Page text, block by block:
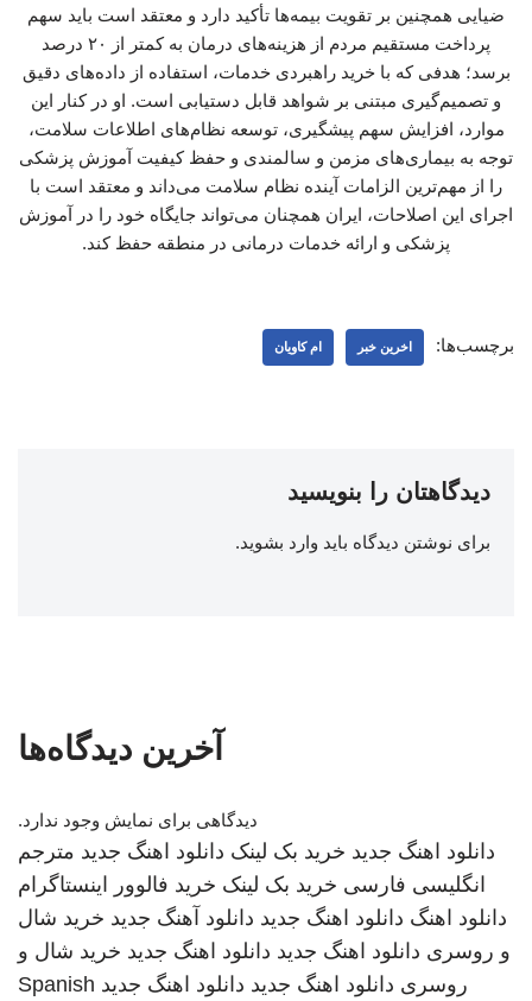
ضیایی همچنین بر تقویت بیمه‌ها تأکید دارد و معتقد است باید سهم
پرداخت مستقیم مردم از هزینه‌های درمان به کمتر از ۲۰ درصد
برسد؛ هدفی که با خرید راهبردی خدمات، استفاده از داده‌های دقیق
و تصمیم‌گیری مبتنی بر شواهد قابل دستیابی است. او در کنار این
موارد، افزایش سهم پیشگیری، توسعه نظام‌های اطلاعات سلامت،
توجه به بیماری‌های مزمن و سالمندی و حفظ کیفیت آموزش پزشکی
را از مهم‌ترین الزامات آینده نظام سلامت می‌داند و معتقد است با
اجرای این اصلاحات، ایران همچنان می‌تواند جایگاه خود را در آموزش
پزشکی و ارائه خدمات درمانی در منطقه حفظ کند.
برچسب‌ها: اخرین خبر ام کاویان
دیدگاهتان را بنویسید
برای نوشتن دیدگاه باید وارد بشوید.
آخرین دیدگاه‌ها
دیدگاهی برای نمایش وجود ندارد.
دانلود اهنگ جدید خرید بک لینک دانلود اهنگ جدید مترجم
انگلیسی فارسی خرید بک لینک خرید فالوور اینستاگرام
دانلود اهنگ دانلود اهنگ جدید دانلود آهنگ جدید خرید شال
و روسری دانلود اهنگ جدید دانلود اهنگ جدید خرید شال و
روسری دانلود اهنگ جدید دانلود اهنگ جدید Spanish